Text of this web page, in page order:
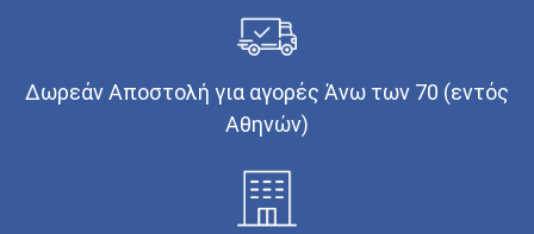
Δωρεάν Αποστολή για αγορές Άνω των 70 (εντός
Αθηνών)